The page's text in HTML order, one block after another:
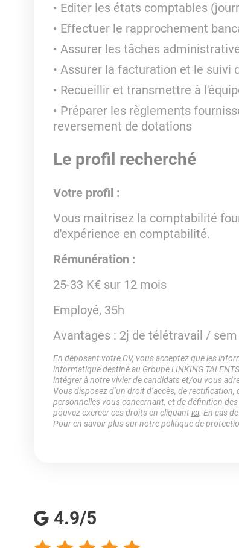
Editer les états comptables
Effectuer le rapprochement
Assurer les tâches
Assurer la facturation et le suivi
Recueillir et transmettre à
Préparer les règlements
reversement de dotations
Le profil recherché
Votre profil :
Vous maitrisez la comptabilité
d'expérience en comptabilité.
Rémunération :
25-33 K€ sur 12 mois
Employé, 35h
Avantages : 2j de télétravail /
En déposant votre CV, vous acceptez que les
informatique destiné au Groupe LINKING
intégrer à notre vivier de candidats et/ou vous
Vous disposez d’un droit d’accès, de
personnelles vous concernant, et de définition
pouvez exercer ces droits en cliquantici. En cas
Pour en savoir plus sur notre politique de
4.9/5